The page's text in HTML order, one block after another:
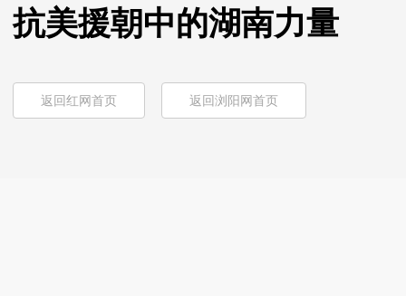
抗美援朝中的湖南力量
返回红网首页 返回浏阳网首页